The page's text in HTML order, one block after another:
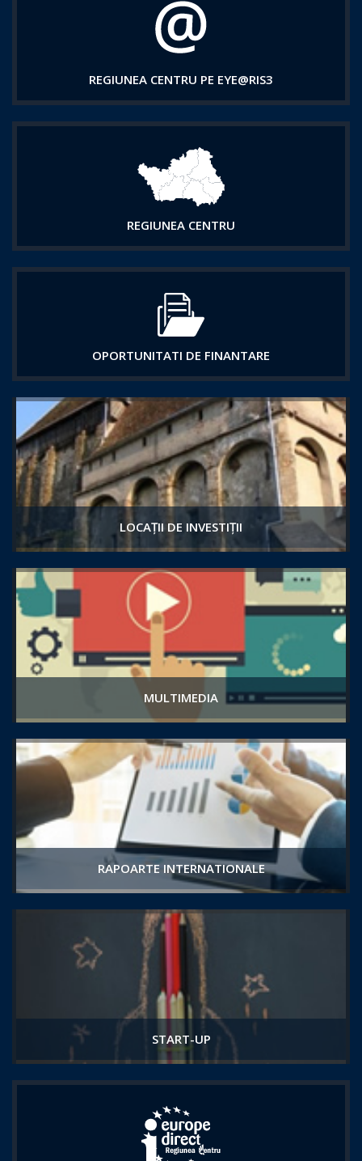
REGIUNEA CENTRU PE EYE@RIS3
REGIUNEA CENTRU
OPORTUNITATI DE FINANTARE
LOCAȚII DE INVESTIȚII
MULTIMEDIA
RAPOARTE INTERNATIONALE
START-UP